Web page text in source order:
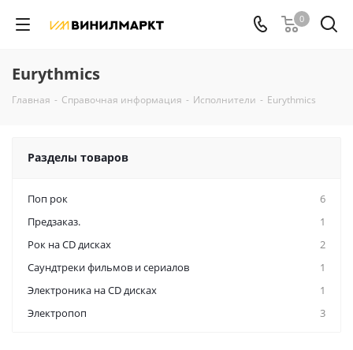
0
Eurythmics
Главная - Справочная информация - Исполнители - Eurythmics
Разделы товаров
Поп рок
6
Предзаказ.
1
Рок на CD дисках
2
Саундтреки фильмов и сериалов
1
Электроника на CD дисках
1
Электропоп
3